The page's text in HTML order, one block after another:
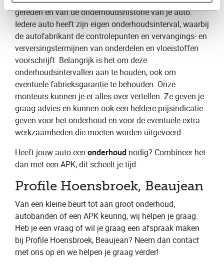
gereden en van de onderhoudshistorie van je auto.
Iedere auto heeft zijn eigen onderhoudsinterval, waarbij
de autofabrikant de controlepunten en vervangings- en
verversingstermijnen van onderdelen en vloeistoffen
voorschrijft. Belangrijk is het om deze
onderhoudsintervallen aan te houden, ook om
eventuele fabrieksgarantie te behouden. Onze
monteurs kunnen je er alles over vertellen. Ze geven je
graag advies en kunnen ook een heldere prijsindicatie
geven voor het onderhoud en voor de eventuele extra
werkzaamheden die moeten worden uitgevoerd.
Heeft jouw auto een onderhoud nodig? Combineer het
dan met een APK, dit scheelt je tijd.
Profile Hoensbroek, Beaujean
Van een kleine beurt tot aan groot onderhoud,
autobanden of een APK keuring, wij helpen je graag.
Heb je een vraag of wil je graag een ​afspraak​ maken
bij Profile Hoensbroek, Beaujean​? Neem dan contact
met ons op en we helpen je graag verder!